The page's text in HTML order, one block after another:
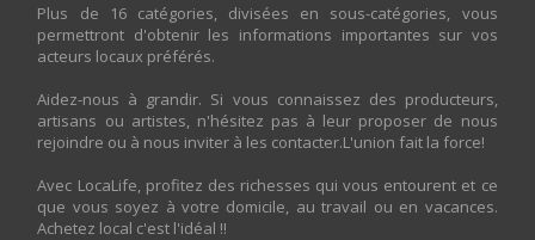
Plus de 16 catégories, divisées en sous-catégories, vous
permettront d'obtenir les informations importantes sur vos
acteurs locaux préférés.
Aidez-nous à grandir. Si vous connaissez des producteurs,
artisans ou artistes, n'hésitez pas à leur proposer de nous
rejoindre ou à nous inviter à les contacter.L'union fait la force!
Avec LocaLife, profitez des richesses qui vous entourent et ce
que vous soyez à votre domicile, au travail ou en vacances.
Achetez local c'est l'idéal !!